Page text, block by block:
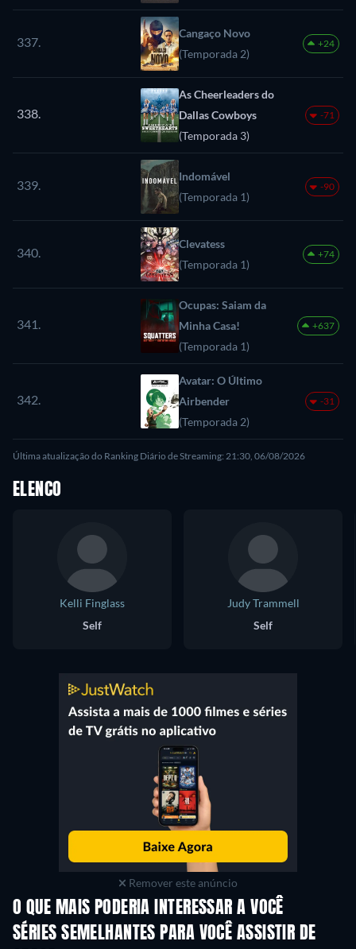
337.
Cangaço Novo
(Temporada 2)
+24
338.
As Cheerleaders do
Dallas Cowboys
(Temporada 3)
-71
339.
Indomável
(Temporada 1)
-90
340.
Clevatess
(Temporada 1)
+74
341.
Ocupas: Saiam da
Minha Casa!
(Temporada 1)
+637
342.
Avatar: O Último
Airbender
(Temporada 2)
-31
Última atualização do Ranking Diário de Streaming: 21:30, 06/08/2026
ELENCO
Kelli Finglass
Self
Judy Trammell
Self
Remover este anúncio
O QUE MAIS PODERIA INTERESSAR A VOCÊ
Série Série
SÉRIES SEMELHANTES PARA VOCÊ ASSISTIR DE